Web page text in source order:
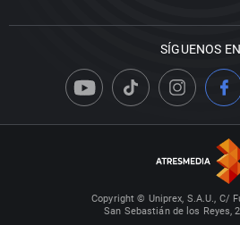
SÍGUENOS EN
Copyright © Uniprex, S.A.U., C/
San Sebastián de los Reyes,